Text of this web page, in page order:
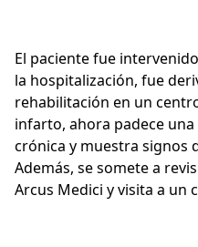
El paciente fue
la hospitalización, fue
rehabilitación en un
infarto, ahora padece
crónica y muestra signos
Además, se somete a
Arcus Medici y visita a un